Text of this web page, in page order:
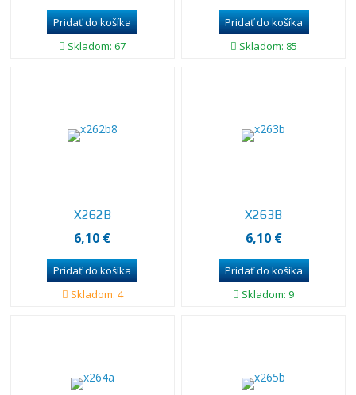
Skladom: 67 Skladom: 85
X262B
6,10 €
Skladom: 4
X263B
6,10 €
Skladom: 9